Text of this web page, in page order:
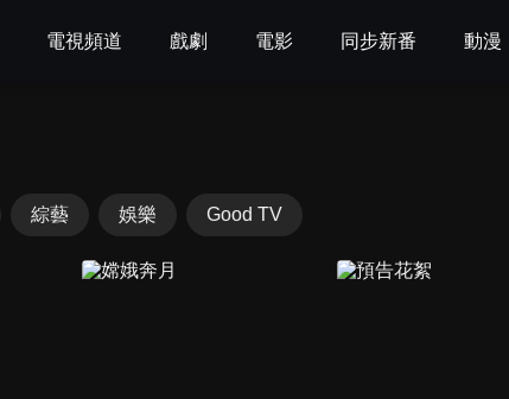
電視頻道 戲劇 電影 同步新番 動漫
綜藝 娛樂 Good TV